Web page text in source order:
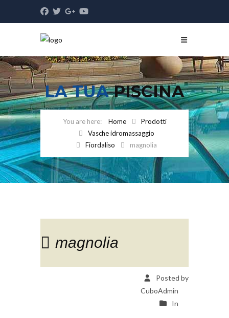
LA TUAPISCINA
Home
Prodotti
Vasche idromassaggio
Fiordaliso
magnolia
magnolia
Posted by
CuboAdmin
In